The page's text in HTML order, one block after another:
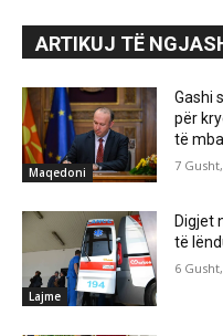
ARTIKUJ TË
Maqedoni
Gashi
për
të
7
Lajme
Digjet
të
6